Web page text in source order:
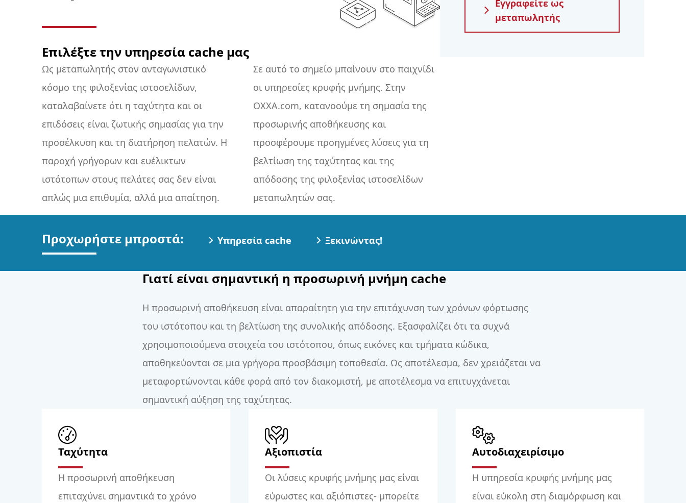
Επιλέξτε την υπηρεσία cache μας
Ως μεταπωλητής στον ανταγωνιστικό
κόσμο της φιλοξενίας ιστοσελίδων,
καταλαβαίνετε ότι η ταχύτητα και οι
επιδόσεις είναι ζωτικής σημασίας για την
προσέλκυση και τη διατήρηση πελατών. Η
παροχή γρήγορων και ευέλικτων
ιστότοπων στους πελάτες σας δεν είναι
απλώς μια επιθυμία, αλλά μια απαίτηση.
Σε αυτό το σημείο μπαίνουν στο παιχνίδι
οι υπηρεσίες κρυφής μνήμης. Στην
OXXA.com, κατανοούμε τη σημασία της
προσωρινής αποθήκευσης και
προσφέρουμε προηγμένες λύσεις για τη
βελτίωση της ταχύτητας και της
απόδοσης της φιλοξενίας ιστοσελίδων
μεταπωλητών σας.
Εγγραφείτε ως
μεταπωλητής
Προχωρήστε μπροστά: Υπηρεσία cache Ξεκινώντας!
Γιατί είναι σημαντική η προσωρινή μνήμη cache
Η προσωρινή αποθήκευση είναι απαραίτητη για την επιτάχυνση των χρόνων φόρτωσης
του ιστότοπου και τη βελτίωση της συνολικής απόδοσης. Εξασφαλίζει ότι τα συχνά
χρησιμοποιούμενα στοιχεία του ιστότοπου, όπως εικόνες και τμήματα κώδικα,
αποθηκεύονται σε μια γρήγορα προσβάσιμη τοποθεσία. Ως αποτέλεσμα, δεν χρειάζεται να
μεταφορτώνονται κάθε φορά από τον διακομιστή, με αποτέλεσμα να επιτυγχάνεται
σημαντική αύξηση της ταχύτητας.
Ταχύτητα
Η προσωρινή αποθήκευση
επιταχύνει σημαντικά το χρόνο
Αξιοπιστία
Οι λύσεις κρυφής μνήμης μας είναι
εύρωστες και αξιόπιστες- μπορείτε
Αυτοδιαχειρίσιμο
Η υπηρεσία κρυφής μνήμης μας
είναι εύκολη στη διαμόρφωση και